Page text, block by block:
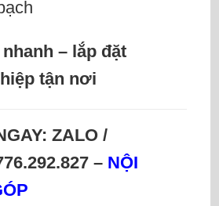
– lắp đặt
tận nơi
ZALO /
– NỘI